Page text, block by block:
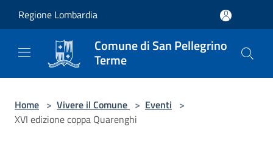
Regione Lombardia
Comune di San Pellegrino
Terme
Home > Vivere il Comune > Eventi >
XVI edizione coppa Quarenghi